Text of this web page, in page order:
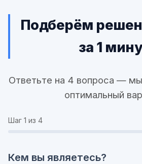
Подберём
за 1
Ответьте на 4 вопроса —
оптимальный
Шаг 1 из 4
Кем вы являетесь?